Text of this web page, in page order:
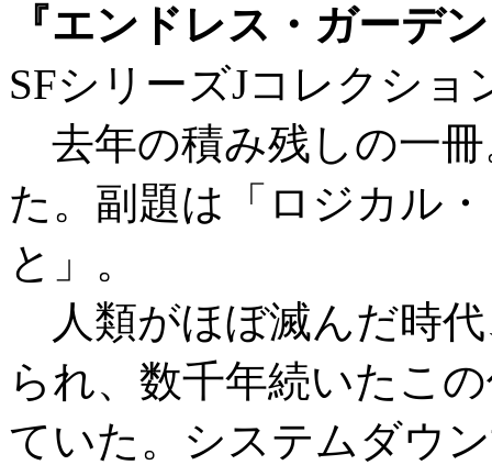
『エンドレス・ガーデ
SFシリーズJコレクショ
去年の積み残しの一
た。副題は「ロジカル
と」。
人類がほぼ滅んだ時
られ、数千年続いたこ
ていた。システムダウ